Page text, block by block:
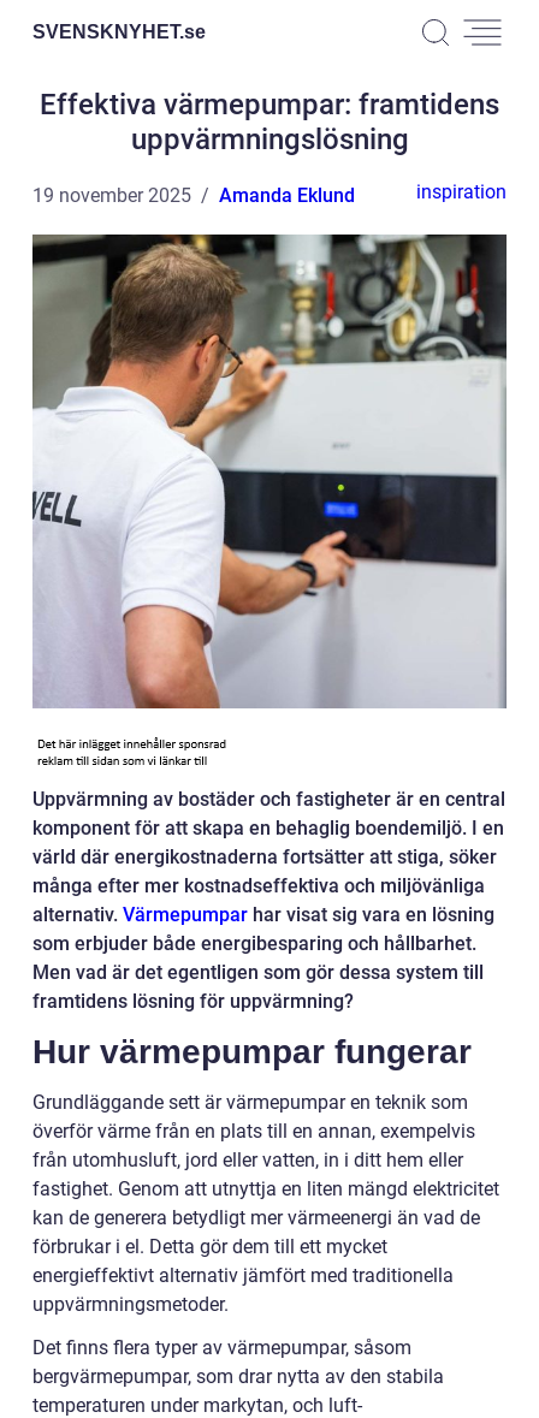
SVENSKNYHET.se
Effektiva värmepumpar: framtidens
uppvärmningslösning
19 november 2025 Amanda Eklund inspiration
Uppvärmning av bostäder och fastigheter är en central
komponent för att skapa en behaglig boendemiljö. I en
värld där energikostnaderna fortsätter att stiga, söker
många efter mer kostnadseffektiva och miljövänliga
alternativ. Värmepumpar har visat sig vara en lösning
som erbjuder både energibesparing och hållbarhet.
Men vad är det egentligen som gör dessa system till
framtidens lösning för uppvärmning?
Hur värmepumpar fungerar
Grundläggande sett är värmepumpar en teknik som
överför värme från en plats till en annan, exempelvis
från utomhusluft, jord eller vatten, in i ditt hem eller
fastighet. Genom att utnyttja en liten mängd elektricitet
kan de generera betydligt mer värmeenergi än vad de
förbrukar i el. Detta gör dem till ett mycket
energieffektivt alternativ jämfört med traditionella
uppvärmningsmetoder.
Det finns flera typer av värmepumpar, såsom
bergvärmepumpar, som drar nytta av den stabila
temperaturen under markytan, och luft-